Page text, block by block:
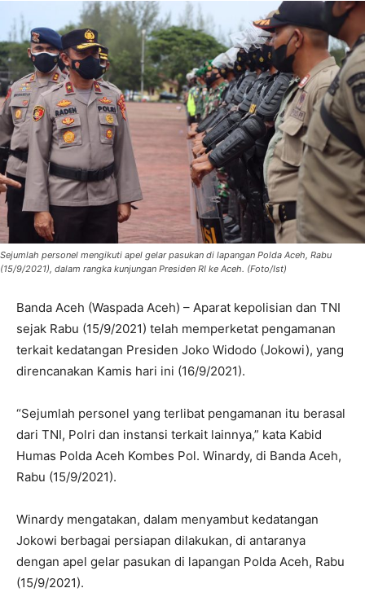
Sejumlah personel mengikuti apel gelar pasukan di lapangan Polda Aceh, Rabu
(15/9/2021), dalam rangka kunjungan Presiden RI ke Aceh. (Foto/Ist)
Banda Aceh (Waspada Aceh) – Aparat kepolisian dan TNI
sejak Rabu (15/9/2021) telah memperketat pengamanan
terkait kedatangan Presiden Joko Widodo (Jokowi), yang
direncanakan Kamis hari ini (16/9/2021).
“Sejumlah personel yang terlibat pengamanan itu berasal
dari TNI, Polri dan instansi terkait lainnya,” kata Kabid
Humas Polda Aceh Kombes Pol. Winardy, di Banda Aceh,
Rabu (15/9/2021).
Winardy mengatakan, dalam menyambut kedatangan
Jokowi berbagai persiapan dilakukan, di antaranya
dengan apel gelar pasukan di lapangan Polda Aceh, Rabu
(15/9/2021).